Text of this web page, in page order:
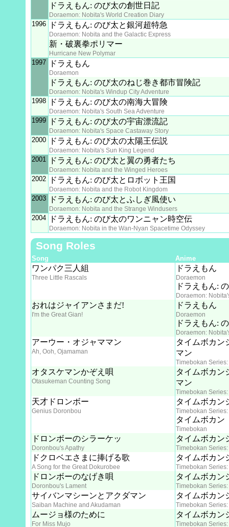
ドラえもん: のび太の創世日記
Doraemon: Nobita's World Creation Diary
1996 ドラえもん: のび太と銀河超特急
Doraemon: Nobita and the Galactic Express
新・破裏拳ポリマー
Hurricane New Polymar
1997 ドラえもん
Doraemon
ドラえもん: のび太のねじ巻き都市冒険記
Doraemon: Nobita's Windup City Adventure
1998 ドラえもん: のび太の南海大冒険
Doraemon: Nobita's South Sea Adventure
1999 ドラえもん: のび太の宇宙漂流記
Doraemon: Nobita's Space Castaway Story
2000 ドラえもん: のび太の太陽王伝説
Doraemon: Nobita's Sun King Legend
2001 ドラえもん: のび太と翼の勇者たち
Doraemon: Nobita and the Winged Heroes
2002 ドラえもん: のび太とロボット王国
Doraemon: Nobita and the Robot Kingdom
2003 ドラえもん: のび太とふしぎ風使い
Doraemon: Nobita and the Strange Windusers
2004 ドラえもん: のび太のワンニャン時空伝
Doraemon: Nobita in the Wan-Nyan Spacetime Odyssey
Song Roles
Song Anime
ワンパク三人組
Three Little Rascals
ドラえもん
Doraemon
ドラえもん:
Doraemon:
おれはジャイアンさまだ!
I'm the Great Gian!
ドラえもん
Doraemon
ドラえもん:
Doraemon:
アーウー・オジャママン
Ah, Ooh, Ojamaman
タイムボカン
マン
Timebokan
オタスケマンかぞえ唄
Otasukeman Counting Song
タイムボカン
マン
Timebokan
天才ドロンボー
Genius Doronbou
タイムボカン
Timebokan
タイムボカン
Timebokan
ドロンボーのシラーケッ
Doronbou's Apathy
タイムボカン
Timebokan
ドクロベエさまに捧げる歌
A Song for the Great Dokurobee
タイムボカン
Timebokan
ドロンボーのなげき唄
Doronbou's Lament
タイムボカン
Timebokan
サイバンマシーンとアクダマン
Saiban Machine and Akudaman
タイムボカン
Timebokan
ムージョ様のために
For Miss Mujo
タイムボカン
Timebokan